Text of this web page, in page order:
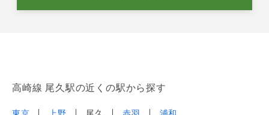
高崎線 尾久駅の近くの駅から探す